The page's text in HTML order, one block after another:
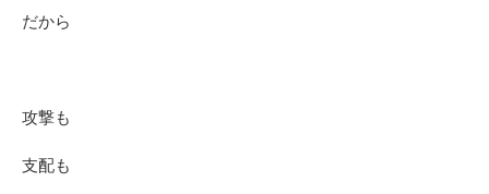
だから
攻撃も
支配も